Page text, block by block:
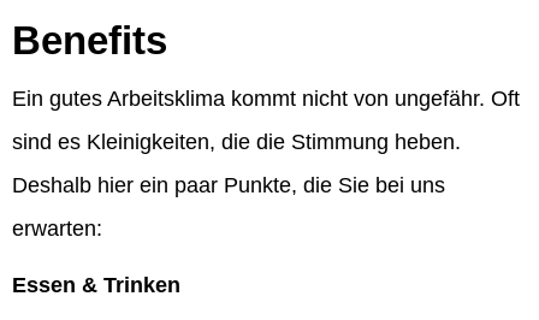
Benefits
Ein gutes Arbeitsklima kommt nicht von ungefähr. Oft
sind es Kleinigkeiten, die die Stimmung heben.
Deshalb hier ein paar Punkte, die Sie bei uns
erwarten:
Essen & Trinken